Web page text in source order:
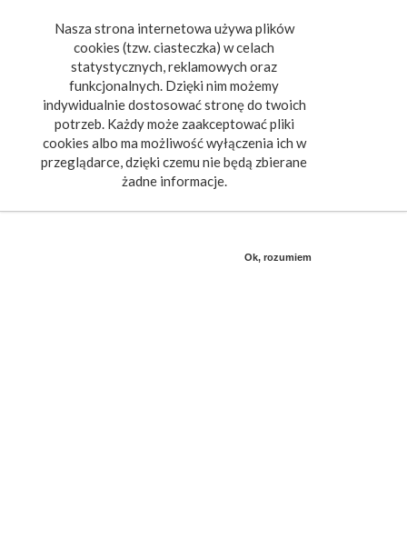
Nasza strona internetowa używa plików
cookies (tzw. ciasteczka) w celach
statystycznych, reklamowych oraz
funkcjonalnych. Dzięki nim możemy
indywidualnie dostosować stronę do twoich
potrzeb. Każdy może zaakceptować pliki
cookies albo ma możliwość wyłączenia ich w
przeglądarce, dzięki czemu nie będą zbierane
żadne informacje.
Ok, rozumiem